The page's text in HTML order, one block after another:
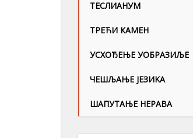
ТЕСЛИАНУМ
ТРЕЋИ КАМЕН
УСХОЂЕЊЕ УОБРАЗИЉЕ
ЧЕШЉАЊЕ ЈЕЗИKА
ШАПУТАЊЕ НЕРАВА